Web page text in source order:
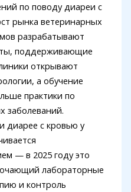
по поводу диареи с
рынка ветеринарных
разрабатывают
поддерживающие
открывают
а обучение
практики по
заболеваний.
диарее с кровью у
— в 2025 году это
лабораторные
и контроль